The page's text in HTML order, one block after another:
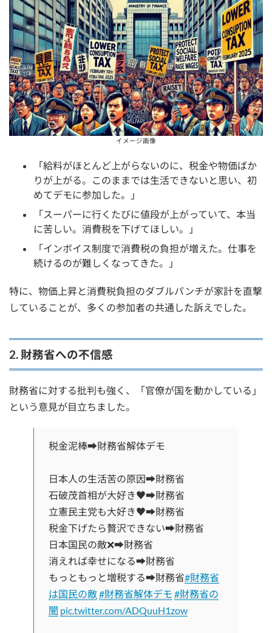
イメージ画像
「給料がほとんど上がらないのに、税金や物価ばか
りが上がる。このままでは生活できないと思い、初
めてデモに参加した。」
「スーパーに行くたびに値段が上がっていて、本当
に苦しい。消費税を下げてほしい。」
「インボイス制度で消費税の負担が増えた。仕事を
続けるのが難しくなってきた。」
特に、物価上昇と消費税負担のダブルパンチが家計を直撃
していることが、多くの参加者の共通した訴えでした。
2. 財務省への不信感
財務省に対する批判も強く、「官僚が国を動かしている」
という意見が目立ちました。
税金泥棒➡財務省解体デモ
日本人の生活苦の原因➡財務省
石破茂首相が大好き♥️➡財務省
立憲民主党も大好き♥️➡財務省
税金下げたら贅沢できない➡財務省
日本国民の敵❌️➡財務省
消えれば幸せになる➡財務省
もっともっと増税する➡財務省#財務省
は国民の敵#財務省解体デモ #財務省の
闇 pic.twitter.com/ADQuuH1zow